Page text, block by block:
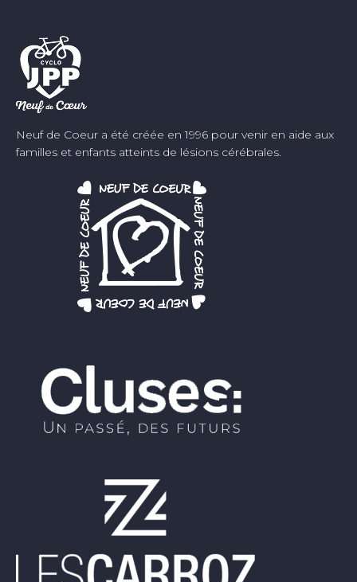
Neuf de Coeur a été créée en 1996 pour venir en aide aux
familles et enfants atteints de lésions cérébrales.